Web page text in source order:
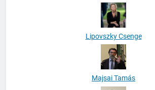
Lipovszky Csenge
Majsai Tamás